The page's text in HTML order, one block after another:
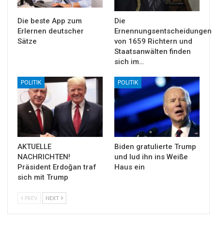
Die beste App zum
Erlernen deutscher
Sätze
Die
Ernennungsentscheidungen
von 1659 Richtern und
Staatsanwälten finden
sich im…
POLITIK
AKTUELLE
NACHRICHTEN!
Präsident Erdoğan traf
sich mit Trump
POLITIK
Biden gratulierte Trump
und lud ihn ins Weiße
Haus ein
PREV NEXT